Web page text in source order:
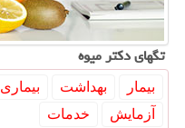
تگهای دكتر میوه
بیمار بهداشت بیماری
آزمایش
خدمات